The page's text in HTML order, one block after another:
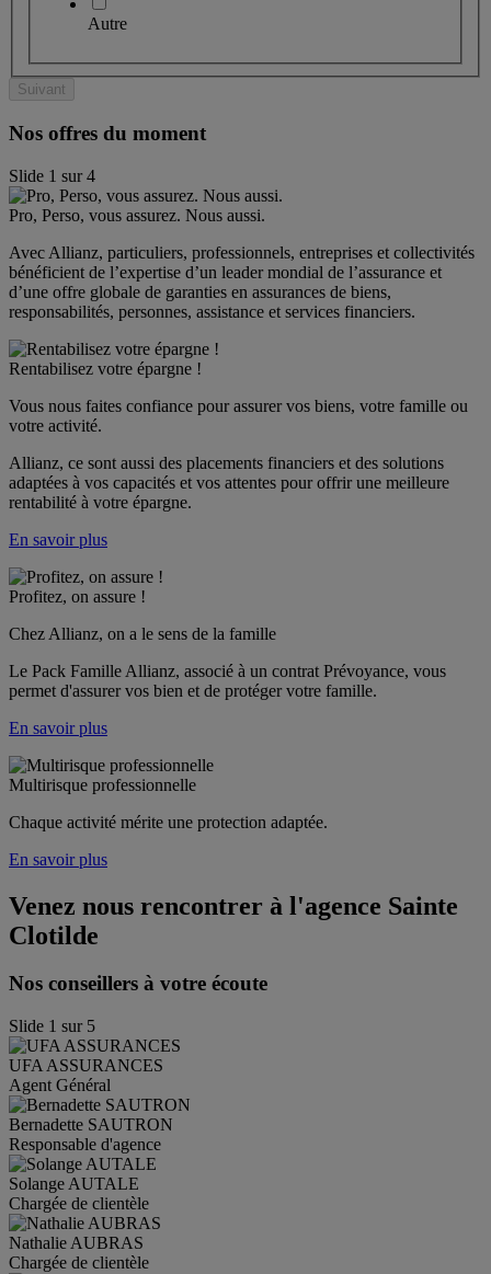
Autre
Suivant
Nos offres du moment
Slide 1 sur4
Pro, Perso, vous assurez. Nous aussi.
Avec Allianz, particuliers, professionnels, entreprises et collectivités
bénéficient de l’expertise d’un leader mondial de l’assurance et
d’une offre globale de garanties en assurances de biens,
responsabilités, personnes, assistance et services financiers.
Rentabilisez votre épargne !
Vous nous faites confiance pour assurer vos biens, votre famille ou
votre activité.
Allianz, ce sont aussi des placements financiers et des solutions
adaptées à vos capacités et vos attentes pour offrir une meilleure
rentabilité à votre épargne.
En savoir plus
Profitez, on assure !
Chez Allianz, on a le sens de la famille
Le Pack Famille Allianz, associé à un contrat Prévoyance, vous
permet d'assurer vos bien et de protéger votre famille.
En savoir plus
Multirisque professionnelle
Chaque activité mérite une protection adaptée.
En savoir plus
Venez nous rencontrer à l'agence Sainte
Clotilde
Nos conseillers à votre écoute
Slide 1 sur 5
UFA ASSURANCES
Agent Général
Bernadette SAUTRON
Responsable d'agence
Solange AUTALE
Chargée de clientèle
Nathalie AUBRAS
Chargée de clientèle